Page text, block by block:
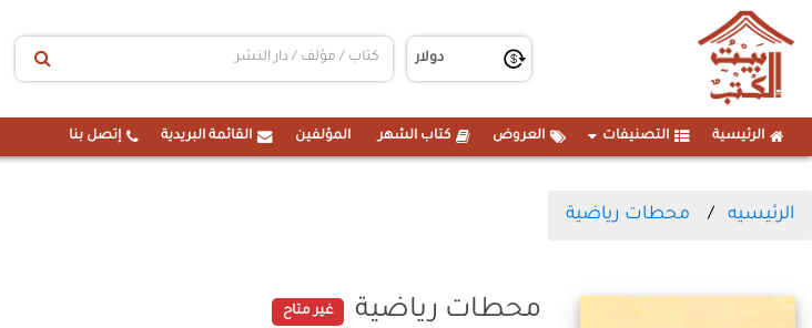
الرئيسية التصنيفات العروض كتاب الشهر المؤلفين القائمة البريدية إتصل بنا
الرئيسيه محطات رياضية
محطات رياضية غير متاح